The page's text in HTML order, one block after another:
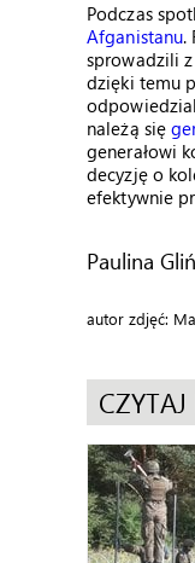
Podczas
Afganistanu.
sprowadzili
dzięki temu
należą się
generałowi
decyzję o
efektywnie
Paulina
autor zdjęć: